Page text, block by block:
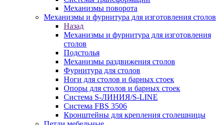
Механизмы поворота
Механизмы и фурнитура для изготовления столов
Назад
Механизмы и фурнитура для изготовления
столов
Подстолья
Механизмы раздвижения столов
Фурнитура для столов
Ноги для столов и барных стоек
Опоры для столов и барных стоек
Система S-ЛИНИЯ/S-LINE
Система FBS 3506
Кронштейны для крепления столешницы